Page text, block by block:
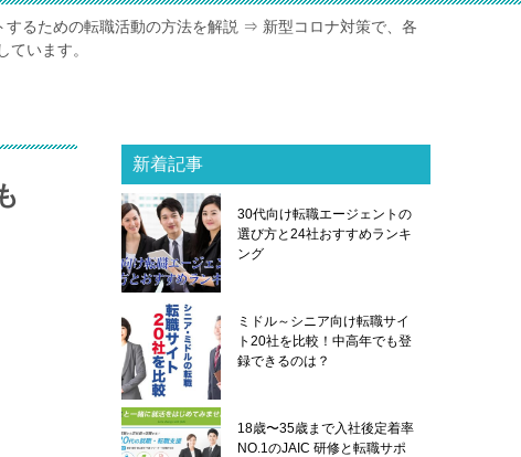
するための転職活動の方法を解説 ⇒ 新型コロナ対策で、各
ています。
新着記事
30代向け転職エージェントの
選び方と24社おすすめランキ
ング
ミドル～シニア向け転職サイ
ト20社を比較！中高年でも登
録できるのは？
18歳〜35歳まで入社後定着率
NO.1のJAIC 研修と転職サポ